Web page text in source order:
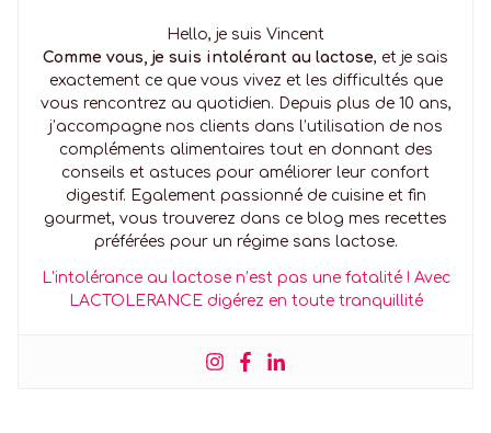
Hello, je suis Vincent
Comme vous, je suis intolérant au lactose, et je sais
exactement ce que vous vivez et les difficultés que
vous rencontrez au quotidien. Depuis plus de 10 ans,
j’accompagne nos clients dans l’utilisation de nos
compléments alimentaires tout en donnant des
conseils et astuces pour améliorer leur confort
digestif. Egalement passionné de cuisine et fin
gourmet, vous trouverez dans ce blog mes recettes
préférées pour un régime sans lactose.
L’intolérance au lactose n’est pas une fatalité ! Avec
LACTOLERANCE digérez en toute tranquillité